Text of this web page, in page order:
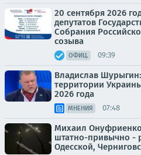
20 сентября 2026
депутатов
Собрания
созыва
ОФИЦ. 09:39
Владислав
территории Украины
2026 года
МНЕНИЯ 07:48
Михаил
штатно-привычно -
Одесской,